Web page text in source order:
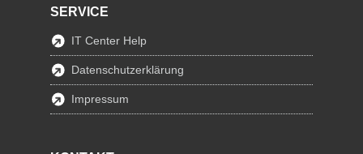
SERVICE
IT Center Help
Datenschutzerklärung
Impressum